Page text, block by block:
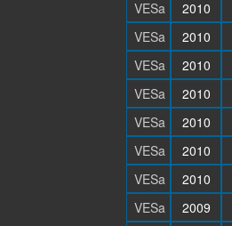
VESa
2010
VESa
2010
VESa
2010
VESa
2010
VESa
2010
VESa
2010
VESa
2010
VESa
2009